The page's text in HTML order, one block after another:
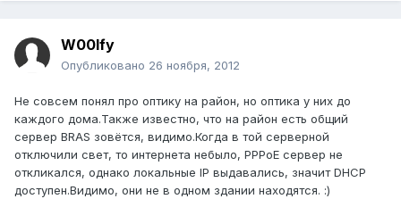
W00lfy
Опубликовано 26 ноября, 2012
Не совсем понял про оптику на район, но оптика у них до
каждого дома.Также известно, что на район есть общий
сервер BRAS зовётся, видимо.Когда в той серверной
отключили свет, то интернета небыло, PPPoE сервер не
откликался, однако локальные IP выдавались, значит DHCP
доступен.Видимо, они не в одном здании находятся. :)